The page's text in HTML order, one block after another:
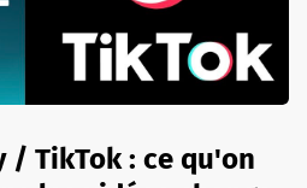
/ TikTok : ce qu'on